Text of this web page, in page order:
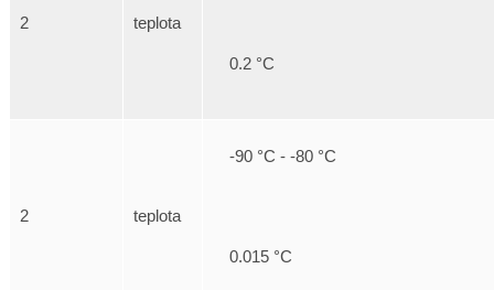
2 teplota
0.2 °C
2 teplota
-90 °C - -80 °C
0.015 °C